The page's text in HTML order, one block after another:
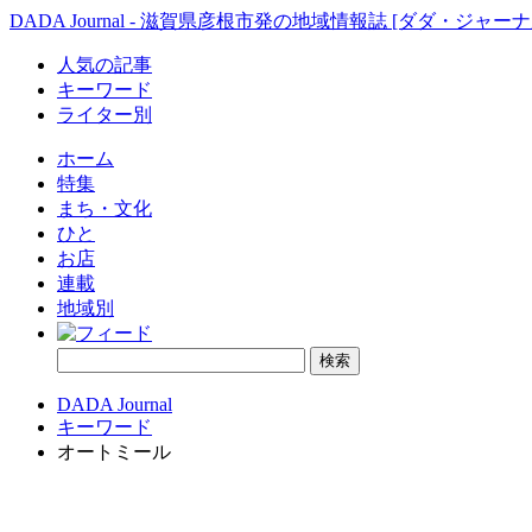
DADA Journal - 滋賀県彦根市発の地域情報誌 [ダダ・ジャー
人気の記事
キーワード
ライター別
ホーム
特集
まち・文化
ひと
お店
連載
地域別
DADA Journal
キーワード
オートミール